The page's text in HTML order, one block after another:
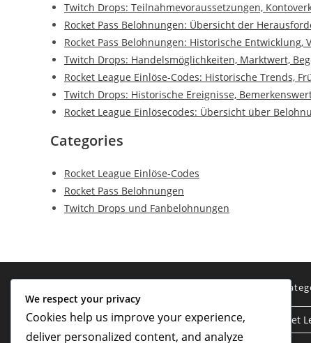
Twitch Drops: Teilnahmevoraussetzungen,
Rocket Pass Belohnungen: Übersicht der
Rocket Pass Belohnungen: Historische Entwicklung,
Twitch Drops: Handelsmöglichkeiten, Marktwert,
Rocket League Einlöse-Codes: Historische Trends,
Twitch Drops: Historische Ereignisse,
Rocket League Einlösecodes: Übersicht über
Categories
Rocket League Einlöse-Codes
Rocket Pass Belohnungen
Twitch Drops und Fanbelohnungen
Benutzervereinbarung
Rocket
We respect your privacy
Cookies help us improve your experience,
deliver personalized content, and analyze